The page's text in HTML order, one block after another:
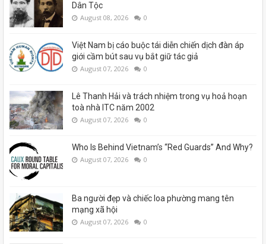
Dân Tộc
August 08, 2026 0
Việt Nam bị cáo buộc tái diễn chiến dịch đàn áp
giới cầm bút sau vụ bắt giữ tác giả
August 07, 2026 0
Lê Thanh Hải và trách nhiệm trong vụ hoả hoạn
toà nhà ITC năm 2002
August 07, 2026 0
Who Is Behind Vietnam’s “Red Guards” And Why?
August 07, 2026 0
Ba người đẹp và chiếc loa phường mang tên
mạng xã hội
August 07, 2026 0